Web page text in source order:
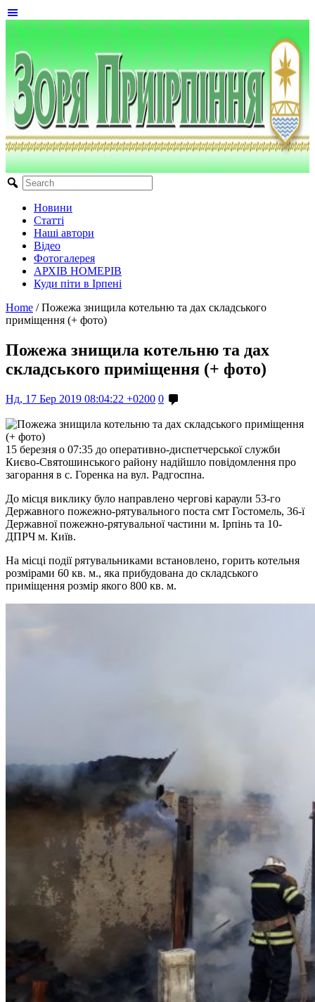
Новини
Статті
Наші автори
Відео
Фотогалерея
АРХІВ НОМЕРІВ
Куди піти в Ірпені
Home / Пожежа знищила котельню та дах складського
приміщення (+ фото)
Пожежа знищила котельню та дах
складського приміщення (+ фото)
Нд, 17 Бер 2019 08:04:22 +0200 0
15 березня о 07:35 до оперативно-диспетчерської служби
Києво-Святошинського району надійшло повідомлення про
загорання в с. Горенка на вул. Радгоспна.
До місця виклику було направлено чергові караули 53-го
Державного пожежно-рятувального поста смт Гостомель, 36-ї
Державної пожежно-рятувальної частини м. Ірпінь та 10-
ДПРЧ м. Київ.
На місці події рятувальниками встановлено, горить котельня
розмірами 60 кв. м., яка прибудована до складського
приміщення розмір якого 800 кв. м.